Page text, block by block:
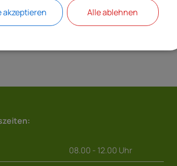
08.00 - 12.00 Uhr
akzeptieren Alle ablehnen